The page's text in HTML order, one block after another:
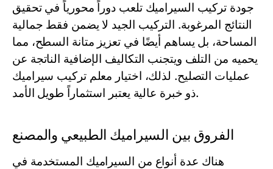
جودة تركيب السيراميك تلعب دوراً محورياً في تحقيق
النتائج المرغوبة. التركيب الجيد لا يضمن فقط جمالية
المساحة، بل يساهم أيضًا في تعزيز متانة السطح، مما
يحميه من التلف ويتجنب التكاليف الإضافية الناتجة عن
عمليات التصليح. لذلك، اختيار معلم تركيب سيراميك
ذو خبرة عالية يعتبر استثماراً طويل الأمد.
الفروق بين السيراميك الطبيعي والمصنع
هناك عدة أنواع من السيراميك المستخدمة في